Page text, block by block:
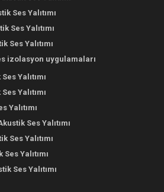
Ses Yalıtımı
Ses Yalıtımı
Ses Yalıtımı
izolasyon uygulamaları
Yalıtımı
Yalıtımı
Yalıtımı
Ses Yalıtımı
Ses Yalıtımı
Yalıtımı
Ses Yalıtımı